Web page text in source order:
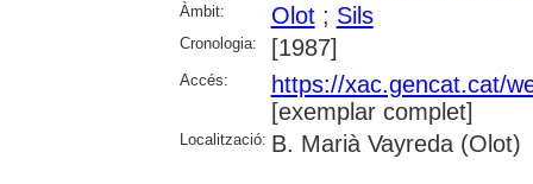
Àmbit:
Olot; Sils
Cronologia: [1987]
Accés:
https://xac.gencat.cat/
[exemplar complet]
Localització: B. Marià Vayreda (Olot)